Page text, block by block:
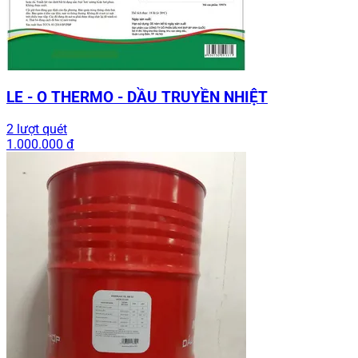
LE - O THERMO - DẦU TRUYỀN NHIỆT
2 lượt quét
1.000.000 đ